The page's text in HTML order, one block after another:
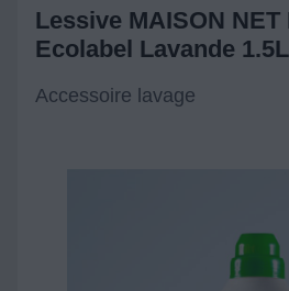
Lessive MAISON
Ecolabel Lavande 1.5L
Accessoire lavage